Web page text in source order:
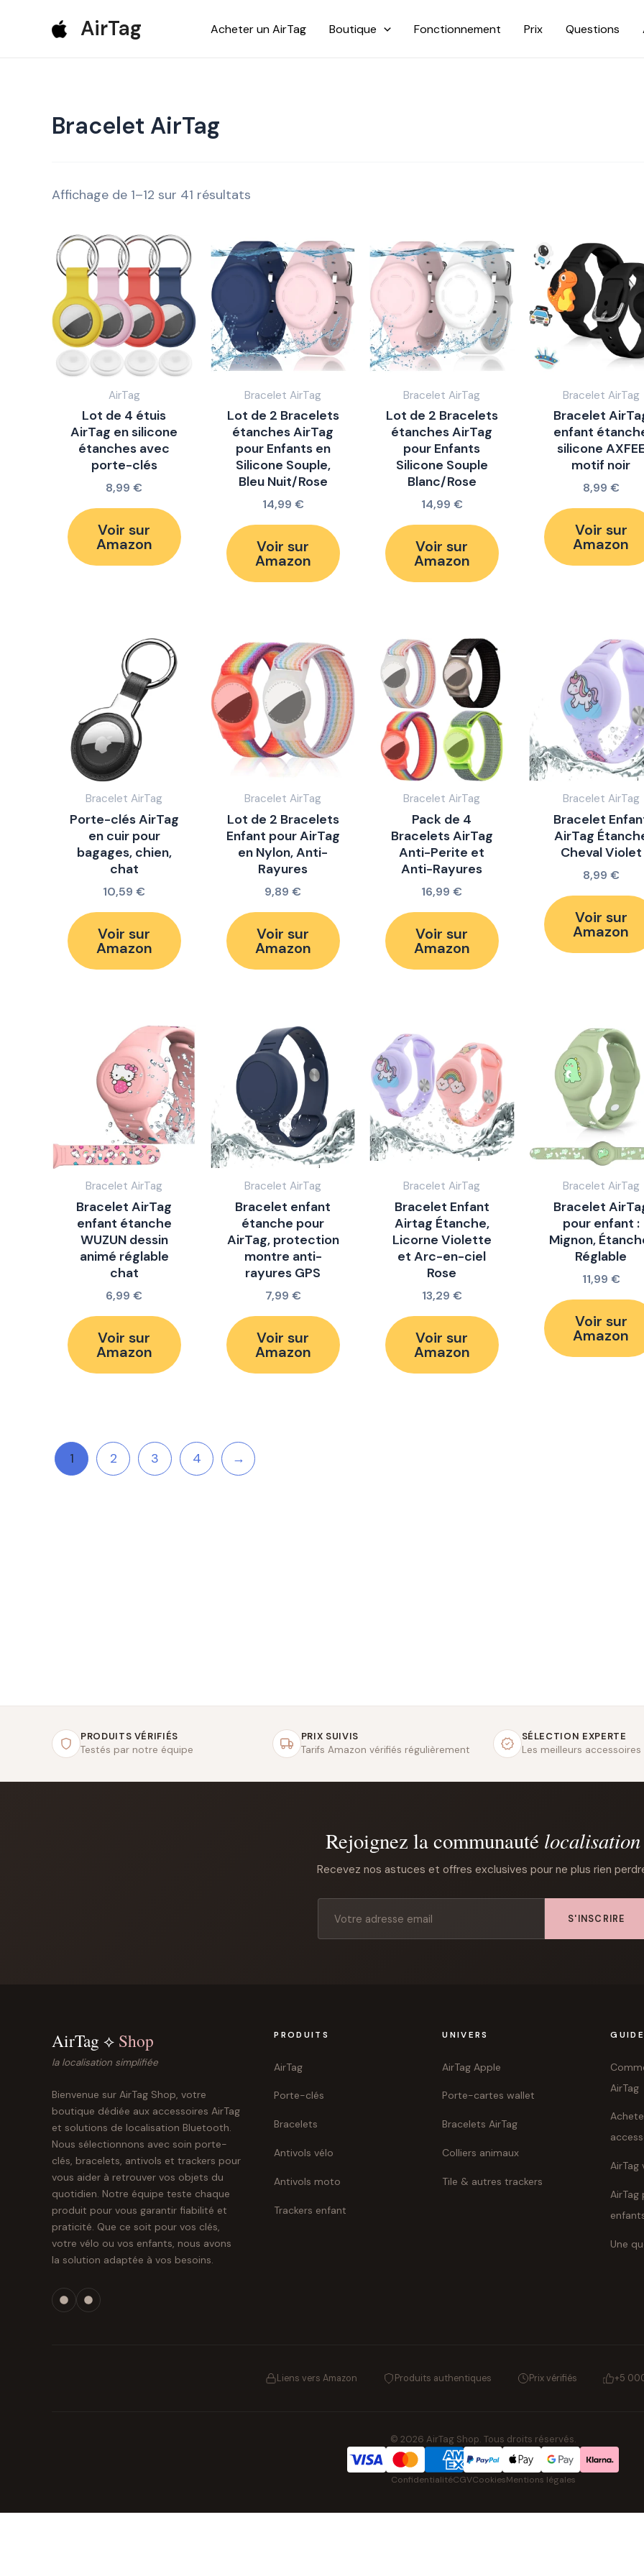
AirTag Acheter un AirTag Boutique Fonctionnement Prix Questions
Bracelet AirTag
Affichage de 1–12 sur 41 résultats
AirTag
Lot de 4 étuis
AirTag en silicone
étanches avec
porte-clés
8,99€
Voir sur
Amazon
Bracelet AirTag
Lot de 2 Bracelets
étanches AirTag
pour Enfants en
Silicone Souple,
Bleu Nuit/Rose
14,99 €
Voir sur
Amazon
Bracelet AirTag
Lot de 2 Bracelets
étanches AirTag
pour Enfants
Silicone Souple
Blanc/Rose
14,99 €
Voir sur
Amazon
Bracelet AirTag
Bracelet
enfant
silicone
motif noir
8,99 €
Voir sur
Amazon
Bracelet AirTag
Porte-clés AirTag
en cuir pour
bagages, chien,
chat
10,59€
Voir sur
Amazon
Bracelet AirTag
Lot de 2 Bracelets
Enfant pour AirTag
en Nylon, Anti-
Rayures
9,89€
Voir sur
Amazon
Bracelet AirTag
Pack de 4
Bracelets AirTag
Anti-Perite et
Anti-Rayures
16,99€
Voir sur
Amazon
Bracelet AirTag
Bracelet
AirTag
Cheval Violet
8,99 €
Voir sur
Amazon
Bracelet AirTag
Bracelet AirTag
enfant étanche
WUZUN dessin
animé réglable
chat
6,99€
Voir sur
Amazon
Bracelet AirTag
Bracelet enfant
étanche pour
AirTag, protection
montre anti-
rayures GPS
7,99 €
Voir sur
Amazon
Bracelet AirTag
Bracelet Enfant
Airtag Étanche,
Licorne Violette
et Arc-en-ciel
Rose
13,29 €
Voir sur
Amazon
Bracelet AirTag
Bracelet
pour enfant :
Mignon,
Réglable
11,99 €
Voir sur
Amazon
1 2 3 4 →
PRODUITS VÉRIFIÉS
Testés par notre équipe
PRIX SUIVIS
Tarifs Amazon vérifiés régulièrement
SÉLECTION EXPERTE
Les meilleurs accessoires
Rejoignez la communauté localisation
Recevez nos astuces et offres exclusives pour ne plus rien
S'INSCRIRE
AirTag ⟡ Shop
la localisation simplifiée
Bienvenue sur AirTag Shop, votre
boutique dédiée aux accessoires AirTag
et solutions de localisation Bluetooth.
Nous sélectionnons avec soin porte-
clés, bracelets, antivols et trackers pour
vous aider à retrouver vos objets du
quotidien. Notre équipe teste chaque
produit pour vous garantir fiabilité et
praticité. Que ce soit pour vos clés,
votre vélo ou vos enfants, nous avons
la solution adaptée à vos besoins.
PRODUITS
AirTag
Porte-clés
Bracelets
Antivols vélo
Antivols moto
Trackers enfant
UNIVERS
AirTag Apple
Porte-cartes wallet
Bracelets AirTag
Colliers animaux
Tile & autres trackers
AirTag
AirTag
AirTag
Une
Liens vers Amazon Produits authentiques Prix vérifiés +5
© 2026 AirTag Shop. Tous droits réservés.
ConfidentialitéCGVCookiesMentions légales